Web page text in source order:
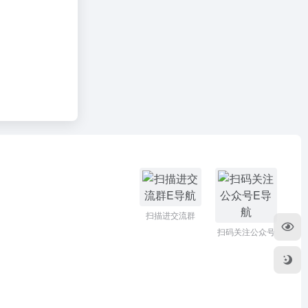
扫描进交流群
扫码关注公众号